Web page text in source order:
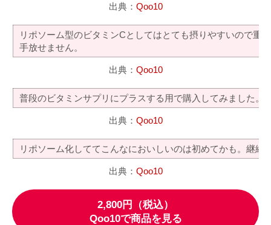
出典： Qoo10
リポソーム型のビタミンCとしてはとても摂りやすいので重
手放せません。
出典： Qoo10
普段のビタミンサプリにプラスする用で購入してみました
出典： Qoo10
リポソーム化しててこんなにおいしいのは初めてかも。継続
出典： Qoo10
2,800円（税込）
Qoo10で商品を見る